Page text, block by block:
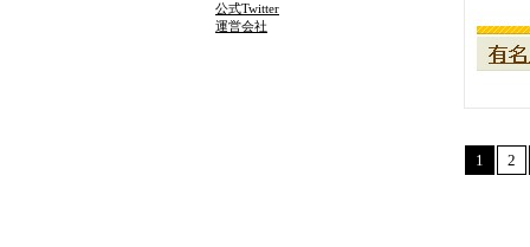
公式Twitter
運営会社
1 2